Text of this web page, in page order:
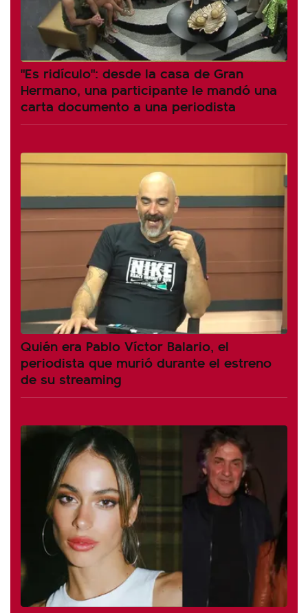
"Es ridículo": desde la casa de Gran
Hermano, una participante le mandó una
carta documento a una periodista
Quién era Pablo Víctor Balario, el
periodista que murió durante el estreno
de su streaming